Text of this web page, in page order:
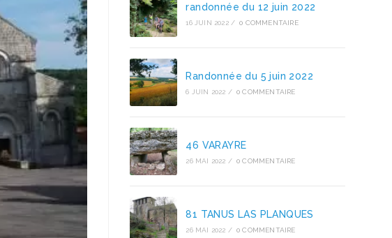
randonnée du 12 juin 2022
16 JUIN 2022 / 0 COMMENTAIRE
Randonnée du 5 juin 2022
6 JUIN 2022 / 0 COMMENTAIRE
46 VARAYRE
26 MAI 2022 / 0 COMMENTAIRE
81 TANUS LAS PLANQUES
26 MAI 2022 / 0 COMMENTAIRE